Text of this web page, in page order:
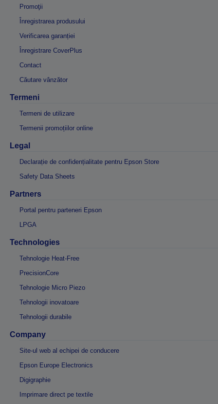
Promoţii
Înregistrarea produsului
Verificarea garanției
Înregistrare CoverPlus
Contact
Căutare vânzător
Termeni
Termeni de utilizare
Termenii promoțiilor online
Legal
Declarație de confidențialitate pentru Epson Store
Safety Data Sheets
Partners
Portal pentru parteneri Epson
LPGA
Technologies
Tehnologie Heat-Free
PrecisionCore
Tehnologie Micro Piezo
Tehnologii inovatoare
Tehnologii durabile
Company
Site-ul web al echipei de conducere
Epson Europe Electronics
Digigraphie
Imprimare direct pe textile